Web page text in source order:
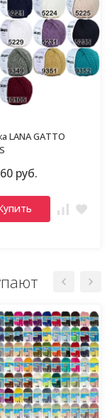
LANA GATTO
руб.